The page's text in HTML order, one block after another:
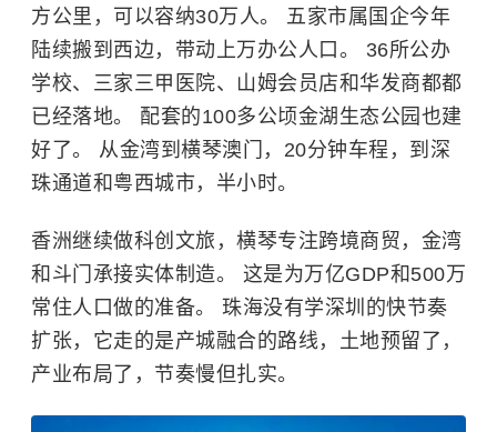
方公里，可以容纳30万人。 五家市属国企今年
陆续搬到西边，带动上万办公人口。 36所公办
学校、三家三甲医院、山姆会员店和华发商都都
已经落地。 配套的100多公顷金湖生态公园也建
好了。 从金湾到横琴澳门，20分钟车程，到深
珠通道和粤西城市，半小时。
香洲继续做科创文旅，横琴专注跨境商贸，金湾
和斗门承接实体制造。 这是为万亿GDP和500万
常住人口做的准备。 珠海没有学深圳的快节奏
扩张，它走的是产城融合的路线，土地预留了，
产业布局了，节奏慢但扎实。